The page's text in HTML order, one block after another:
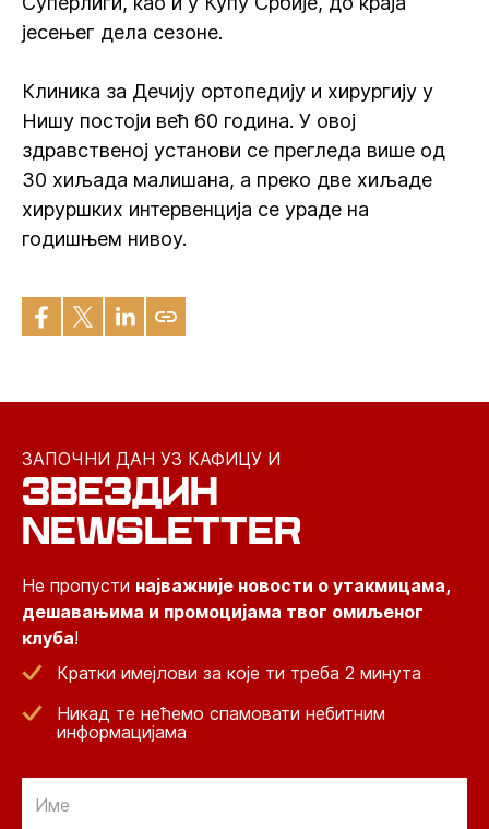
јесењег дела сезоне.
Клиника за Дечију ортопедију и хирургију у
Нишу постоји већ 60 година. У овој
здравственој установи се прегледа више од
30 хиљада малишана, а преко две хиљаде
хируршких интервенција се ураде на
годишњем нивоу.
ЗАПОЧНИ ДАН УЗ КАФИЦУ И
ЗВЕЗДИН
NEWSLETTER
Не пропусти најважније новости о утакмицама,
дешавањима и промоцијама твог омиљеног
клуба!
Кратки имејлови за које ти треба 2 минута
Никад те нећемо спамовати небитним
информацијама